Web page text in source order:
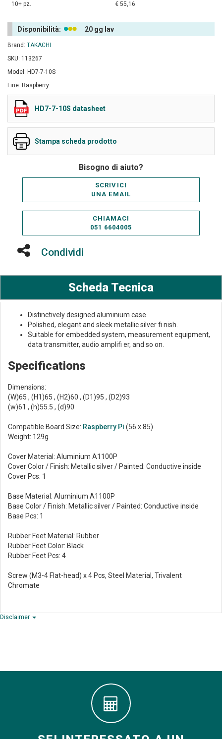
10+ pz. € 55,16
Disponibilità: 20 gg lav
Brand: TAKACHI
SKU: 113267
Model: HD7-7-10S
Line: Raspberry
HD7-7-10S datasheet
Stampa scheda prodotto
Bisogno di aiuto?
SCRIVICI
UNA EMAIL
CHIAMACI
051 6604005
Condividi
Scheda Tecnica
Distinctively designed aluminium case.
Polished, elegant and sleek metallic silver fi nish.
Suitable for embedded system, measurement equipment,
data transmitter, audio amplifi er, and so on.
Specifications
Dimensions:
(W)65 , (H1)65 , (H2)60 , (D1)95 , (D2)93
(w)61 , (h)55.5 , (d)90
Compatible Board Size: Raspberry Pi (56 x 85)
Weight: 129g
Cover Material: Aluminium A1100P
Cover Color / Finish: Metallic silver / Painted: Conductive inside
Cover Pcs: 1
Base Material: Aluminium A1100P
Base Color / Finish: Metallic silver / Painted: Conductive inside
Base Pcs: 1
Rubber Feet Material: Rubber
Rubber Feet Color: Black
Rubber Feet Pcs: 4
Screw (M3-4 Flat-head) x 4 Pcs, Steel Material, Trivalent
Chromate
Disclaimer